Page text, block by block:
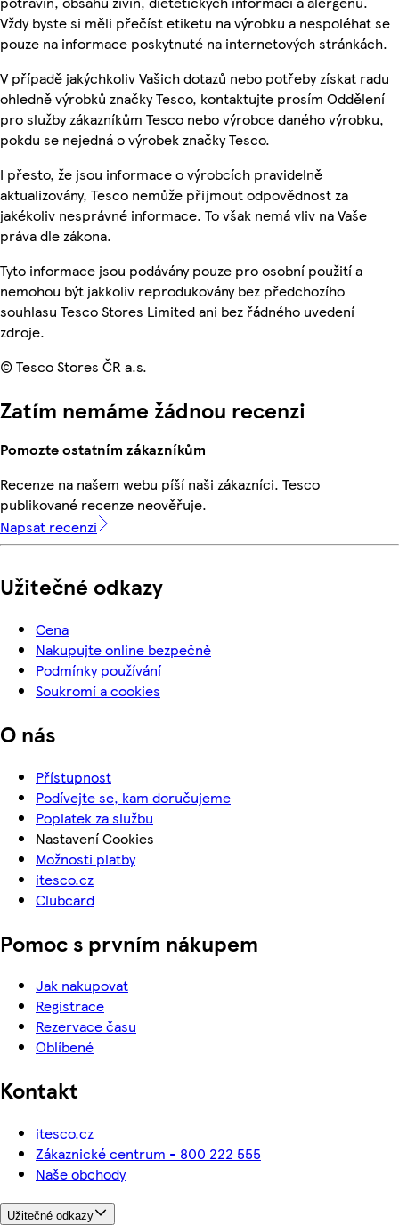
Vždy byste si měli přečíst etiketu na výrobku a nespoléhat se
pouze na informace poskytnuté na internetových stránkách.
V případě jakýchkoliv Vašich dotazů nebo potřeby získat radu
ohledně výrobků značky Tesco, kontaktujte prosím Oddělení
pro služby zákazníkům Tesco nebo výrobce daného výrobku,
pokdu se nejedná o výrobek značky Tesco.
I přesto, že jsou informace o výrobcích pravidelně
aktualizovány, Tesco nemůže přijmout odpovědnost za
jakékoliv nesprávné informace. To však nemá vliv na Vaše
práva dle zákona.
Tyto informace jsou podávány pouze pro osobní použití a
nemohou být jakkoliv reprodukovány bez předchozího
souhlasu Tesco Stores Limited ani bez řádného uvedení
zdroje.
© Tesco Stores ČR a.s.
Zatím nemáme žádnou recenzi
Pomozte ostatním zákazníkům
Recenze na našem webu píší naši zákazníci. Tesco
publikované recenze neověřuje.
Napsat recenzi
Užitečné odkazy
Cena
Nakupujte online bezpečně
Podmínky používání
Soukromí a cookies
O nás
Přístupnost
Podívejte se, kam doručujeme
Poplatek za službu
Nastavení Cookies
Možnosti platby
itesco.cz
Clubcard
Pomoc s prvním nákupem
Jak nakupovat
Registrace
Rezervace času
Oblíbené
Kontakt
itesco.cz
Zákaznické centrum - 800 222 555
Naše obchody
Užitečné odkazy